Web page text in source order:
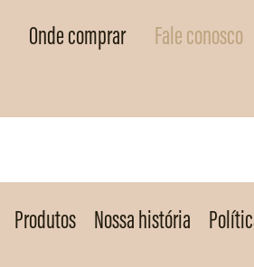
Onde comprar Fale conosco
Produtos Nossa história